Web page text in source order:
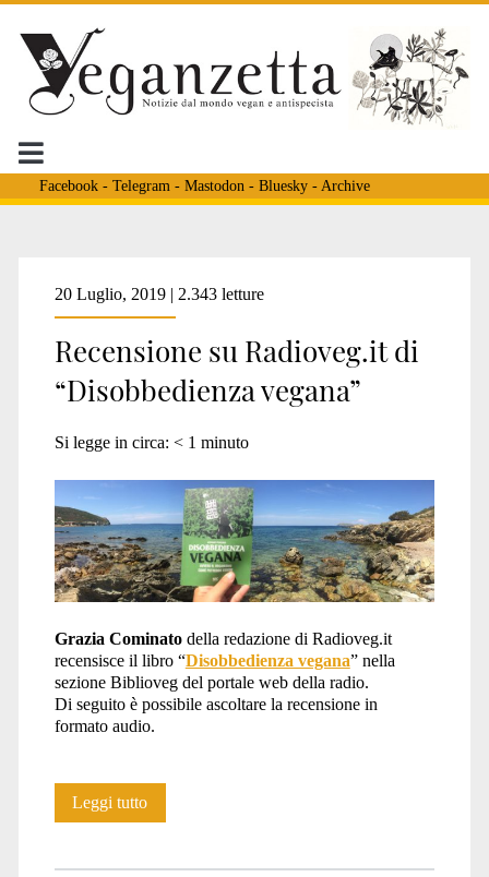
Facebook- Telegram - Mastodon - Bluesky- Archive
Tag:
<span>biblioveg</span>
20 Luglio, 2019 | 2.343 letture
Recensione su Radioveg.it di
“Disobbedienza vegana”
Si legge in circa: < 1 minuto
Grazia Cominatodella redazione di Radioveg.it
recensisce il libro “Disobbedienza vegana” nella
sezione Biblioveg del portale web della radio.
Di seguito è possibile ascoltare la recensione in
formato audio.
Leggi tuttoRecensione